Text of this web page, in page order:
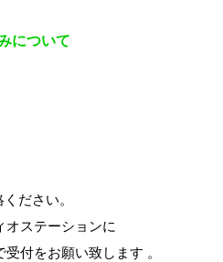
について
ださい。
オステーションに
付をお願い致します 。